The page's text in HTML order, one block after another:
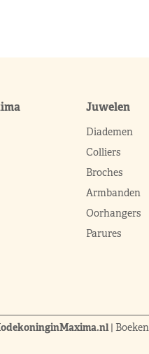
Juwelen
Diademen
Colliers
Broches
Armbanden
Oorhangers
Parures
| Boeken